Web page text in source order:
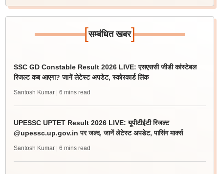
[सम्बंधित खबर]
SSC GD Constable Result 2026 LIVE: एसएससी जीडी कांस्टेबल
रिजल्ट कब आएगा? जानें लेटेस्ट अपडेट, स्कोरकार्ड लिंक
Santosh Kumar | 6 mins read
UPESSC UPTET Result 2026 LIVE: यूपीटीईटी रिजल्ट
@upessc.up.gov.in पर जल्द, जानें लेटेस्ट अपडेट, पासिंग मार्क्स
Santosh Kumar | 6 mins read